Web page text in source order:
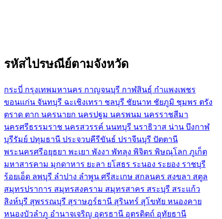
รหัสไปรษณีย์ตามจังหวัด
กระบี่ กรุงเทพมหานคร กาญจนบุรี กาฬสินธุ์ กำแพงเพชร
ขอนแก่น จันทบุรี ฉะเชิงเทรา ชลบุรี ชัยนาท ชัยภูมิ ชุมพร ตรัง
ตราด ตาก นครนายก นครปฐม นครพนม นครราชสีมา
นครศรีธรรมราช นครสวรรค์ นนทบุรี นราธิวาส น่าน บึงกาฬ
บุรีรัมย์ ปทุมธานี ประจวบคีรีขันธ์ ปราจีนบุรี ปัตตานี
พระนครศรีอยุธยา พะเยา พังงา พัทลุง พิจิตร พิษณุโลก ภูเก็ต
มหาสารคาม มุกดาหาร ยะลา ยโสธร ระนอง ระยอง ราชบุรี
ร้อยเอ็ด ลพบุรี ลำปาง ลำพูน ศรีสะเกษ สกลนคร สงขลา สตูล
สมุทรปราการ สมุทรสงคราม สมุทรสาคร สระบุรี สระแก้ว
สิงห์บุรี สุพรรณบุรี สุราษฎร์ธานี สุรินทร์ สุโขทัย หนองคาย
หนองบัวลำภู อำนาจเจริญ อุดรธานี อุตรดิตถ์ อุทัยธานี